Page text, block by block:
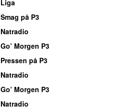
Liga
Smag på P3
Natradio
Go’ Morgen P3
Pressen på P3
Natradio
Go’ Morgen P3
Natradio